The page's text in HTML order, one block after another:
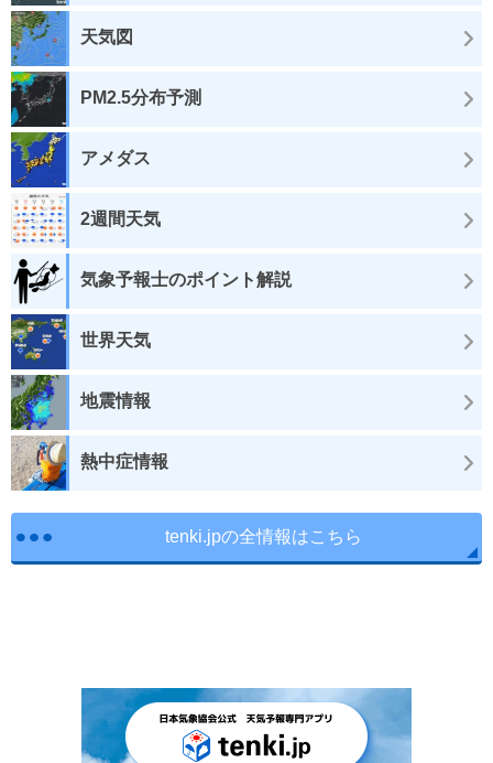
天気図
PM2.5分布予測
アメダス
2週間天気
気象予報士のポイント解説
世界天気
地震情報
熱中症情報
tenki.jpの全情報はこちら